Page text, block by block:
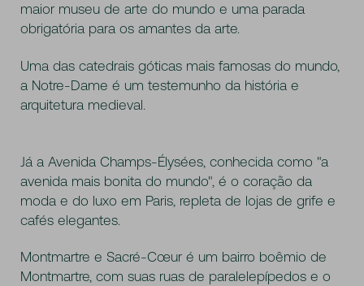
maior museu de arte do mundo e uma parada
obrigatória para os amantes da arte.
Uma das catedrais góticas mais famosas do mundo,
a Notre-Dame é um testemunho da história e
arquitetura medieval.
Já a Avenida Champs-Élysées, conhecida como "a
avenida mais bonita do mundo", é o coração da
moda e do luxo em Paris, repleta de lojas de grife e
cafés elegantes.
Montmartre e Sacré-Cœur é um bairro boêmio de
Montmartre, com suas ruas de paralelepípedos e o